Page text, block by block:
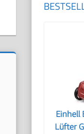
Einhell
Lüfter